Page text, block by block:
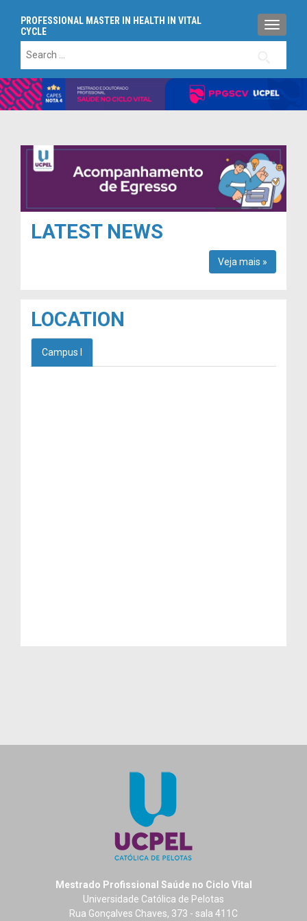
PROFESSIONAL MASTER IN HEALTH IN VITAL
CYCLE
for:
LATEST NEWS
Veja mais »
LOCATION
Campus I
Mestrado Profissional Saúde no Ciclo Vital
Universidade Católica de Pelotas
Rua Gonçalves Chaves, 373 - sala 411C